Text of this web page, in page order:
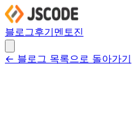
블로그후기멘토진
← 블로그 목록으로 돌아가기